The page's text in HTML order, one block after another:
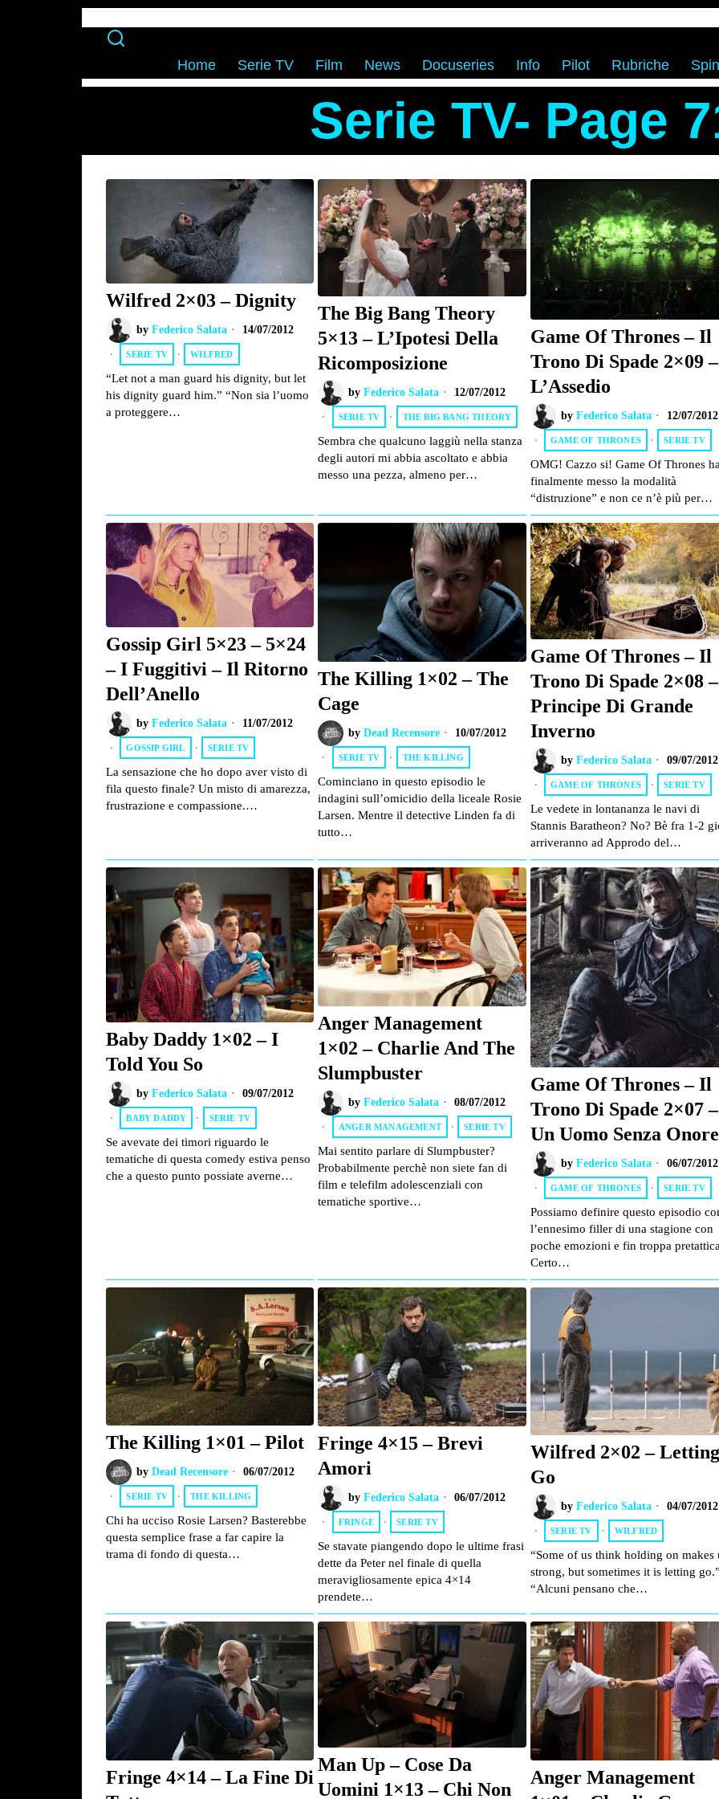
Home Serie TV Film News Docuseries Info Pilot Rubriche
Serie TV- Page
Wilfred 2×03 – Dignity
by Federico Salata 14/07/2012
SERIE TV · WILFRED
“Let not a man guard his dignity, but let
his dignity guard him.” “Non sia l’uomo
a proteggere…
The Big Bang Theory
5×13 – L’Ipotesi Della
Ricomposizione
byFederico Salata 12/07/2012
SERIE TV · THE BIG BANG THEORY
Sembra che qualcuno laggiù nella stanza
degli autori mi abbia ascoltato e abbia
messo una pezza, almeno per…
Game Of Thrones – Il
Trono Di Spade 2×09 –
L’Assedio
by Federico Salata 12/07/2012
GAME OF THRONES · SERIE TV
OMG! Cazzo si! Game Of Thrones
finalmente messo la modalità
“distruzione” e non ce n’è più per…
Gossip Girl 5×23 – 5×24
– I Fuggitivi – Il Ritorno
Dell’Anello
by Federico Salata 11/07/2012
GOSSIP GIRL · SERIE TV
La sensazione che ho dopo aver visto di
fila questo finale? Un misto di amarezza,
frustrazione e compassione.…
The Killing 1×02 – The
Cage
byDead Recensore 10/07/2012
SERIE TV · THE KILLING
Cominciano in questo episodio le
indagini sull’omicidio della liceale Rosie
Larsen. Mentre il detective Linden fa di
tutto…
Game Of Thrones – Il
Trono Di Spade 2×08
Principe Di Grande
Inverno
by Federico Salata 09/07/2012
GAME OF THRONES · SERIE TV
Le vedete in lontananza le navi di
Stannis Baratheon? No? Bè fra 1-2
arriveranno ad Approdo del…
Baby Daddy 1×02 – I
Told You So
by Federico Salata 09/07/2012
BABY DADDY · SERIE TV
Se avevate dei timori riguardo le
tematiche di questa comedy estiva penso
che a questo punto possiate averne…
Anger Management
1×02 – Charlie And The
Slumpbuster
byFederico Salata 08/07/2012
ANGER MANAGEMENT · SERIE TV
Mai sentito parlare di Slumpbuster?
Probabilmente perchè non siete fan di
film e telefilm adolescenziali con
tematiche sportive…
Game Of Thrones – Il
Trono Di Spade 2×07 –
Un Uomo Senza Onore
by Federico Salata 06/07/2012
GAME OF THRONES · SERIE TV
Possiamo definire questo episodio
l’ennesimo filler di una stagione con
poche emozioni e fin troppa
Certo…
The Killing 1×01 – Pilot
by Dead Recensore 06/07/2012
SERIE TV · THE KILLING
Chi ha ucciso Rosie Larsen? Basterebbe
questa semplice frase a far capire la
trama di fondo di questa…
Fringe 4×15 – Brevi
Amori
byFederico Salata 06/07/2012
FRINGE · SERIE TV
Se stavate piangendo dopo le ultime frasi
dette da Peter nel finale di quella
meravigliosamente epica 4×14
prendete…
Wilfred 2×02 – Letting
Go
by Federico Salata 04/07/2012
SERIE TV · WILFRED
“Some of us think holding on makes
strong, but sometimes it is letting
“Alcuni pensano che…
Fringe 4×14 – La Fine Di
Man Up – Cose Da
Uomini 1×13 – Chi Non
Anger Management